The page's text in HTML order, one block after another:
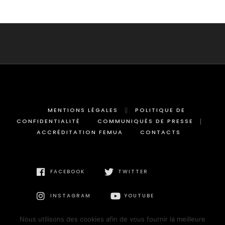
MENTIONS LÉGALES
POLITIQUE DE
CONFIDENTIALITÉ
COMMUNIQUÉS DE PRESSE
ACCRÉDITATION FEMUA
CONTACTS
FACEBOOK TWITTER
INSTAGRAM YOUTUBE
Nous utilisons des cookies afin de vous fournir la meilleure